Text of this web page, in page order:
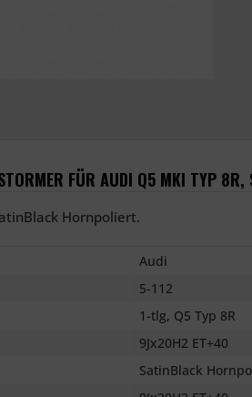
FÜR AUDI Q5 MKI TYP
Hornpoliert.
Audi
5-112
1-tlg, Q5 Typ 8R
9Jx20H2 ET+40
SatinBlack